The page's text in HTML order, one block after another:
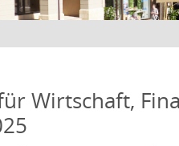
Wirtschaft,